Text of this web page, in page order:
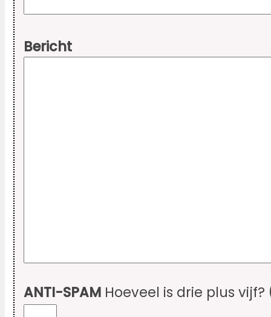
Bericht
ANTI-SPAM Hoeveel is drie plus